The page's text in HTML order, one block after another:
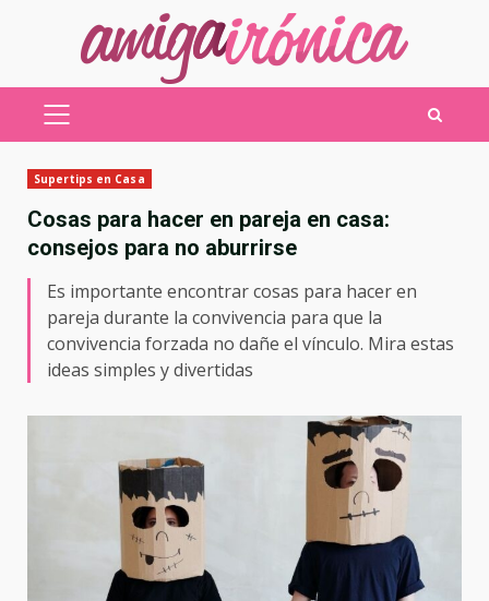
MENÚ
Supertips en Casa
Cosas para hacer en pareja en casa:
consejos para no aburrirse
Es importante encontrar cosas para hacer en
pareja durante la convivencia para que la
convivencia forzada no dañe el vínculo. Mira estas
ideas simples y divertidas